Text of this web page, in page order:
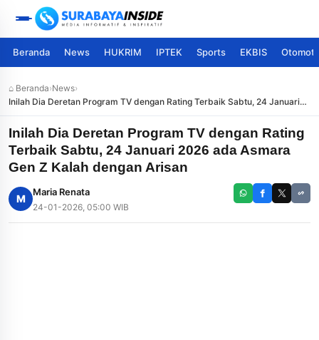
Beranda News HUKRIM IPTEK Sports EKBIS
⌂ Beranda›News›
Inilah Dia Deretan Program TV dengan Rating Terbaik Sabtu, 24 Januari
2026 ada Asmara Gen Z Kalah dengan Arisan
Inilah Dia Deretan Program TV dengan Rating
Terbaik Sabtu, 24 Januari 2026 ada Asmara
Gen Z Kalah dengan Arisan
M
Maria Renata
24-01-2026, 05:00 WIB